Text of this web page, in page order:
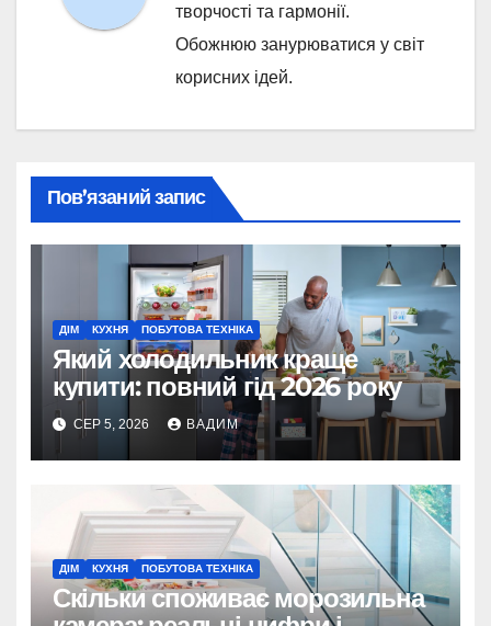
творчості та гармонії.
Обожнюю занурюватися у світ
корисних ідей.
Пов’язаний запис
ДІМ КУХНЯ ПОБУТОВА ТЕХНІКА
Який холодильник краще
купити: повний гід 2026 року
СЕР 5, 2026 ВАДИМ
ДІМ КУХНЯ ПОБУТОВА ТЕХНІКА
Скільки споживає морозильна